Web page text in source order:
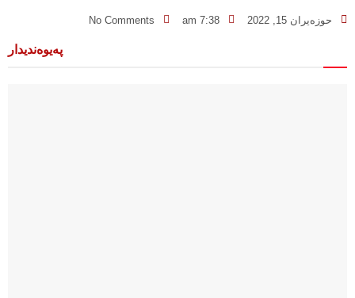
حوزه‌یران 15, 2022 7:38 am
No Comments
پەیوەندیدار